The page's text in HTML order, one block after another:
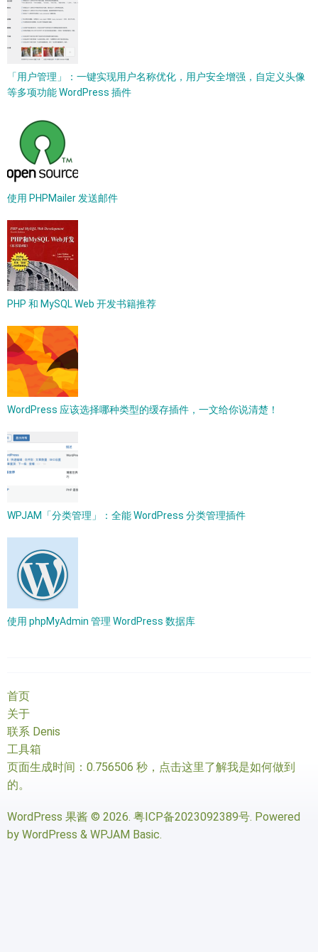
「用户管理」：一键实现用户名称优化，用户安全增强，自定义头像
等多项功能 WordPress 插件
使用 PHPMailer 发送邮件
PHP 和 MySQL Web 开发书籍推荐
WordPress 应该选择哪种类型的缓存插件，一文给你说清楚！
WPJAM「分类管理」：全能 WordPress 分类管理插件
使用 phpMyAdmin 管理 WordPress 数据库
首页
关于
联系 Denis
工具箱
页面生成时间：0.756506 秒， 点击这里了解我是如何做到
的。
WordPress 果酱 © 2026. 粤ICP备2023092389号. Powered
by WordPress & WPJAM Basic.